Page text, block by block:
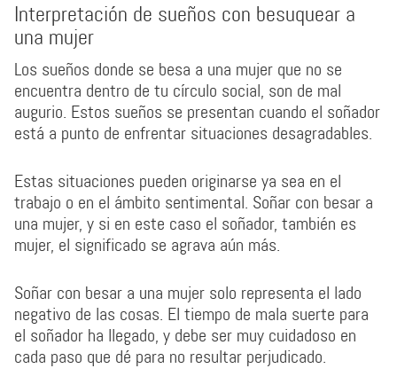
Interpretación de sueños con besuquear a
una mujer
Los sueños donde se besa a una mujer que no se
encuentra dentro de tu círculo social, son de mal
augurio. Estos sueños se presentan cuando el soñador
está a punto de enfrentar situaciones desagradables.
Estas situaciones pueden originarse ya sea en el
trabajo o en el ámbito sentimental. Soñar con besar a
una mujer, y si en este caso el soñador, también es
mujer, el significado se agrava aún más.
Soñar con besar a una mujer solo representa el lado
negativo de las cosas. El tiempo de mala suerte para
el soñador ha llegado, y debe ser muy cuidadoso en
cada paso que dé para no resultar perjudicado.